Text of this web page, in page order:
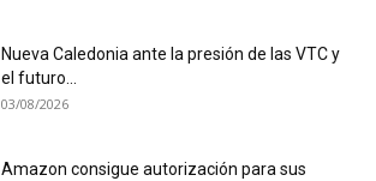
Nueva Caledonia ante la presión de las VTC y
el futuro...
03/08/2026
Amazon consigue autorización para sus